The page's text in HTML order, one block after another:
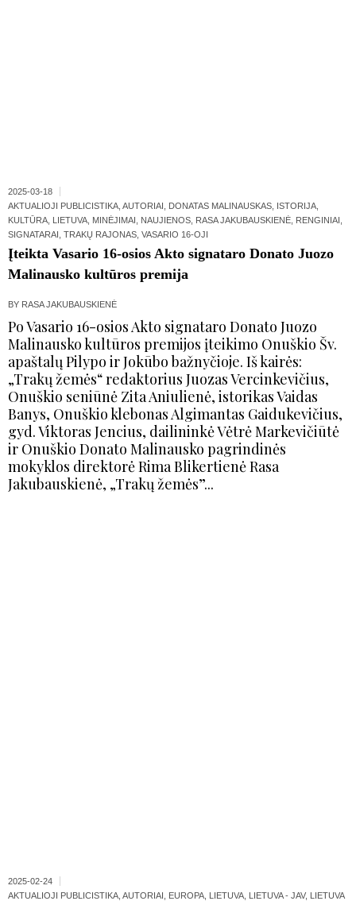
2025-03-18
AKTUALIOJI PUBLICISTIKA AUTORIAI DONATAS MALINAUSKAS ISTORIJA
KULTŪRA LIETUVA MINĖJIMAI NAUJIENOS RASA JAKUBAUSKIENĖ RENGINIAI
SIGNATARAI TRAKŲ RAJONAS VASARIO 16-OJI
Įteikta Vasario 16-osios Akto signataro Donato Juozo
Malinausko kultūros premija
BY RASA JAKUBAUSKIENĖ
Po Vasario 16-osios Akto signataro Donato Juozo
Malinausko kultūros premijos įteikimo Onuškio Šv.
apaštalų Pilypo ir Jokūbo bažnyčioje. Iš kairės:
„Trakų žemės“ redaktorius Juozas Vercinkevičius,
Onuškio seniūnė Zita Aniulienė, istorikas Vaidas
Banys, Onuškio klebonas Algimantas Gaidukevičius,
gyd. Viktoras Jencius, dailininkė Vėtrė Markevičiūtė
ir Onuškio Donato Malinausko pagrindinės
mokyklos direktorė Rima Blikertienė Rasa
Jakubauskienė, „Trakų žemės”...
2025-02-24
AKTUALIOJI PUBLICISTIKA AUTORIAI EUROPA LIETUVA LIETUVA - JAV, LIETUVA